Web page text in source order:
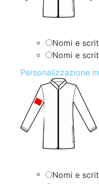
Nomi e
Nomi e
Personalizzazione
Nomi e